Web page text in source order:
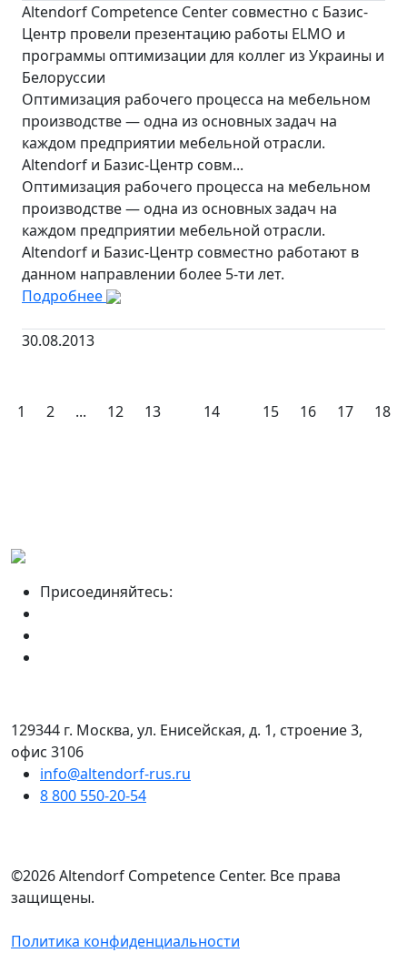
Altendorf Competence Center совместно с Базис-
Центр провели презентацию работы ELMO и
программы оптимизации для коллег из Украины и
Белоруссии
Оптимизация рабочего процесса на мебельном
производстве — одна из основных задач на
каждом предприятии мебельной отрасли.
Altendorf и Базис-Центр совм...
Оптимизация рабочего процесса на мебельном
производстве — одна из основных задач на
каждом предприятии мебельной отрасли.
Altendorf и Базис-Центр совместно работают в
данном направлении более 5-ти лет.
Подробнее
30.08.2013
1 2 ... 12 13 14 15 16 17 18
Присоединяйтесь:
129344 г. Москва, ул. Енисейская, д. 1, строение 3,
офис 3106
info@altendorf-rus.ru
8 800 550-20-54
©2026 Altendorf Сompetence Сenter. Все права
защищены.
Политика конфиденциальности